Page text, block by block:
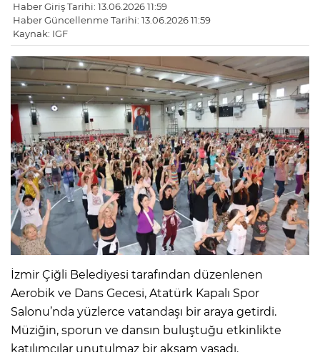
Haber Giriş Tarihi: 13.06.2026 11:59
Haber Güncellenme Tarihi: 13.06.2026 11:59
Kaynak: IGF
İzmir Çiğli Belediyesi tarafından düzenlenen
Aerobik ve Dans Gecesi, Atatürk Kapalı Spor
Salonu’nda yüzlerce vatandaşı bir araya getirdi.
Müziğin, sporun ve dansın buluştuğu etkinlikte
katılımcılar unutulmaz bir akşam yaşadı.